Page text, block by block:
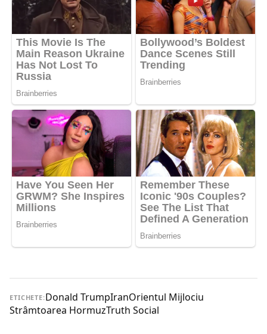
ETICHETE:Donald TrumpIranOrientul Mijlociu
Strâmtoarea HormuzTruth Social